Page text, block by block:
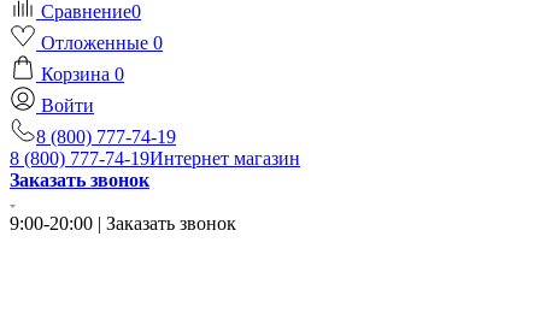
Сравнение0
Отложенные 0
Корзина 0
Войти
8 (800) 777-74-19
8 (800) 777-74-19Интернет магазин
Заказать звонок
9:00-20:00 | Заказать звонок